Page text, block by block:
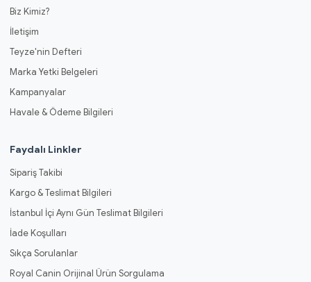
Biz Kimiz?
İletişim
Teyze'nin Defteri
Marka Yetki Belgeleri
Kampanyalar
Havale & Ödeme Bilgileri
Faydalı Linkler
Sipariş Takibi
Kargo & Teslimat Bilgileri
İstanbul İçi Aynı Gün Teslimat Bilgileri
İade Koşulları
Sıkça Sorulanlar
Royal Canin Orijinal Ürün Sorgulama